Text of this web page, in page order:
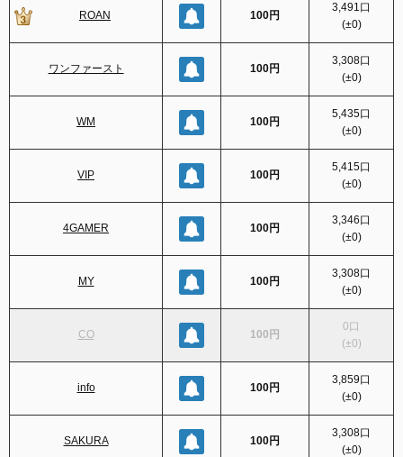
ROAN 100円
3,491口
(±0)
ワンファースト 100円
3,308口
(±0)
WM 100円
5,435口
(±0)
VIP 100円
5,415口
(±0)
4GAMER 100円
3,346口
(±0)
MY 100円
3,308口
(±0)
CO 100円
0 口
(±0)
info 100円
3,859口
(±0)
SAKURA 100円
3,308口
(±0)